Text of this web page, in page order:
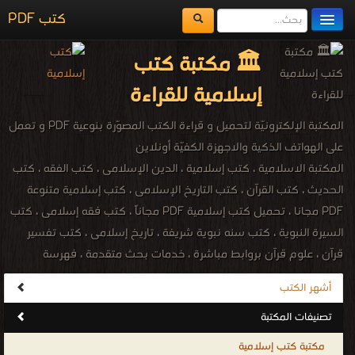
مكتبة الكتب
المكتبات
يُقرأ حالياً
الفهرس
اضف كتاب
قراءة و تحميل كتب في كتب المصحف الشريف - قراءاته ونسخه مجانا
[ 576 كتاب/كتب ]
كتب السير و المذكرات